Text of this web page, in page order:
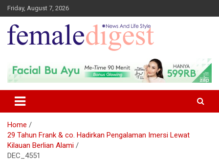
Friday, August 7, 2026
Female Digest
Home
29 Tahun Frank & co. Hadirkan Pengalaman Imersi Lewat
Kilauan Berlian Alami
DEC_4551